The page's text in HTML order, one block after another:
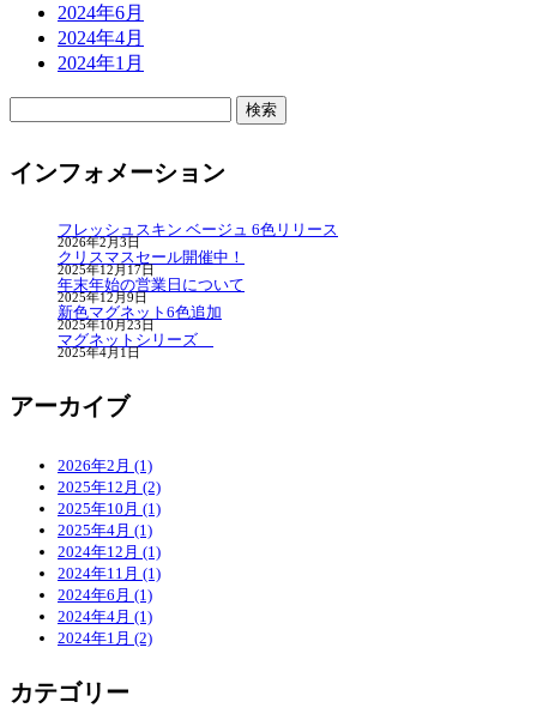
2024年6月
2024年4月
2024年1月
インフォメーション
フレッシュスキン ベージュ 6色リリース
2026年2月3日
クリスマスセール開催中！
2025年12月17日
年末年始の営業日について
2025年12月9日
新色マグネット6色追加
2025年10月23日
マグネットシリーズ
2025年4月1日
アーカイブ
2026年2月 (1)
2025年12月 (2)
2025年10月 (1)
2025年4月 (1)
2024年12月 (1)
2024年11月 (1)
2024年6月 (1)
2024年4月 (1)
2024年1月 (2)
カテゴリー